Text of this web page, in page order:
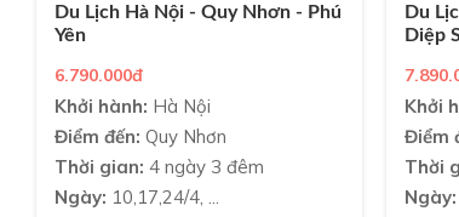
Du Lịch Hà Nội - Quy Nhơn - Phú
Yên
6.790.000đ
Khởi hành: Hà Nội
Điểm đến: Quy Nhơn
Thời gian: 4 ngày 3 đêm
Ngày: 10,17,24/4, ...
Du
Diệp
Khởi
Điểm
Thời
Ngày: